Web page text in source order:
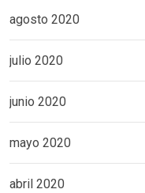
agosto 2020
julio 2020
junio 2020
mayo 2020
abril 2020